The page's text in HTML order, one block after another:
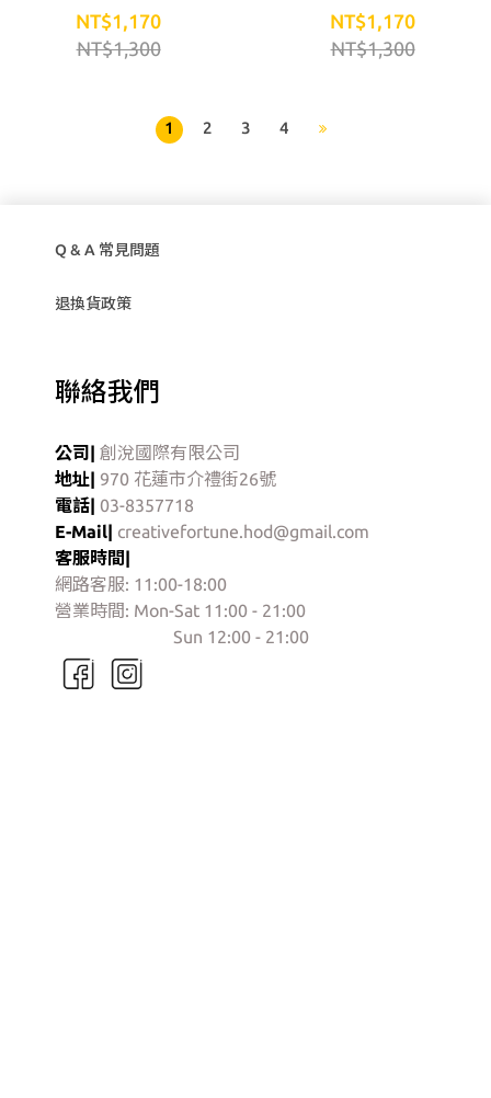
[HappyOutdoor]
NT$1,170
NT$1,300
Heather [HappyOutdoor]
NT$1,170
NT$1,300
1 2 3 4
Q & A 常見問題
退換貨政策
聯絡我們
公司| 創涗國際有限公司
地址| 970 花蓮市介禮街26號
電話| 03-8357718
E-Mail| creativefortune.hod@gmail.com
客服時間|
網路客服: 11:00-18:00
營業時間: Mon-Sat 11:00 - 21:00
Sun 12:00 - 21:00